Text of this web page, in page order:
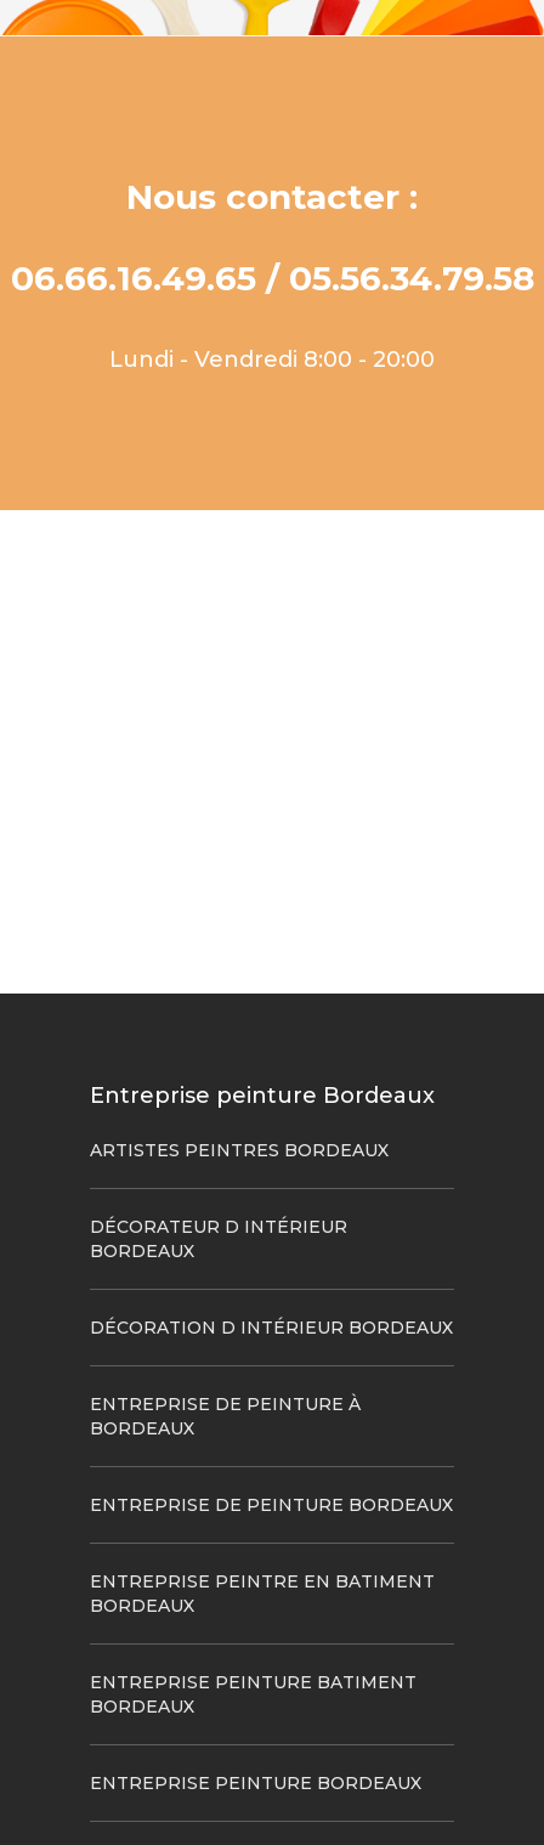
Nous contacter :
06.66.16.49.65 / 05.56.34.79.58
Lundi - Vendredi 8:00 - 20:00
Entreprise peinture Bordeaux
ARTISTES PEINTRES BORDEAUX
DÉCORATEUR D INTÉRIEUR
BORDEAUX
DÉCORATION D INTÉRIEUR BORDEAUX
ENTREPRISE DE PEINTURE À
BORDEAUX
ENTREPRISE DE PEINTURE BORDEAUX
ENTREPRISE PEINTRE EN BATIMENT
BORDEAUX
ENTREPRISE PEINTURE BATIMENT
BORDEAUX
ENTREPRISE PEINTURE BORDEAUX